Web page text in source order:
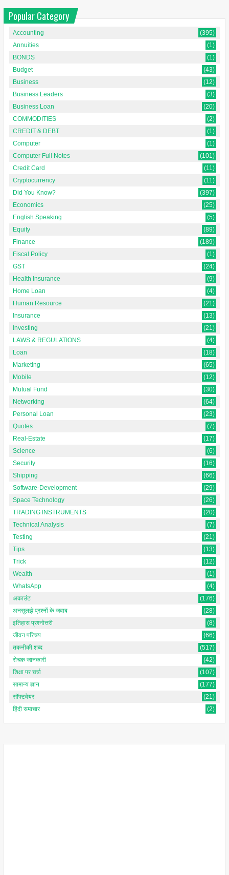
Popular Category
Accounting
(395)
Annuities
(1)
BONDS
(1)
Budget
(43)
Business
(12)
Business Leaders
(3)
Business Loan
(20)
COMMODITIES
(2)
CREDIT & DEBT
(1)
Computer
(1)
Computer Full Notes
(101)
Credit Card
(11)
Cryptocurrency
(11)
Did You Know?
(397)
Economics
(25)
English Speaking
(5)
Equity
(89)
Finance
(189)
Fiscal Policy
(1)
GST
(24)
Health Insurance
(9)
Home Loan
(4)
Human Resource
(21)
Insurance
(13)
Investing
(21)
LAWS & REGULATIONS
(4)
Loan
(18)
Marketing
(65)
Mobile
(12)
Mutual Fund
(30)
Networking
(64)
Personal Loan
(23)
Quotes
(7)
Real-Estate
(17)
Science
(6)
Security
(16)
Shipping
(66)
Software-Development
(29)
Space Technology
(26)
TRADING INSTRUMENTS
(20)
Technical Analysis
(7)
Testing
(21)
Tips
(13)
Trick
(12)
Wealth
(1)
WhatsApp
(4)
अकाउंट
(176)
अनसुलझे प्रश्नों के जवाब
(28)
इतिहास प्रश्नोत्तरी
(8)
जीवन परिचय
(66)
तकनीकी शब्द
(517)
रोचक जानकारी
(42)
शिक्षा पर चर्चा
(107)
सामान्य ज्ञान
(177)
सॉफ्टवेयर
(21)
हिंदी समाचार
(2)